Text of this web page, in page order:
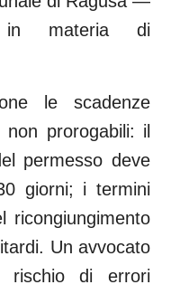
in materia di
le scadenze
prorogabili: il
permesso deve
giorni; i termini
ricongiungimento
Un avvocato
rischio di errori